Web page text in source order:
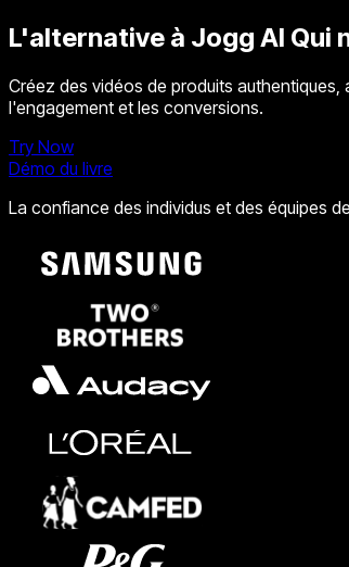
L'alternative à Jogg AI Qui
Créez des vidéos de produits authentiques,
l'engagement et les conversions.
Try Now
Démo du livre
La confiance des individus et des équipes